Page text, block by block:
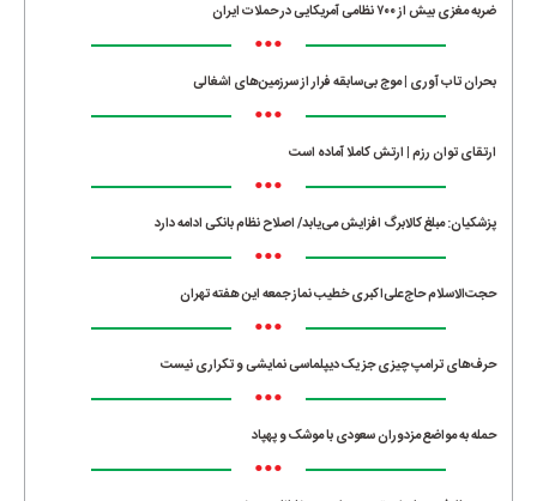
ضربه مغزی بیش از ۷۰۰ نظامی آمریکایی در حملات ایران
•••
بحران تاب آوری | موج بی‌سابقه فرار از سرزمین‌های اشغالی
•••
ارتقای توان رزم | ارتش کاملا آماده است
•••
پزشکیان: مبلغ کالابرگ افزایش می‌یابد/ اصلاح نظام بانکی ادامه دارد
•••
حجت‌الاسلام حاج‌علی‌اکبری خطیب نماز جمعه این هفته تهران
•••
حرف‌های ترامپ چیزی جز یک دیپلماسی نمایشی و تکراری نیست
•••
حمله به مواضع مزدوران سعودی با موشک و پهپاد
•••